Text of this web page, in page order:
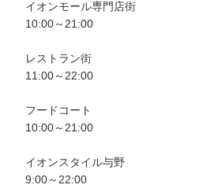
イオンモール専門店街
10:00～21:00
レストラン街
11:00～22:00
フードコート
10:00～21:00
イオンスタイル与野
9:00～22:00